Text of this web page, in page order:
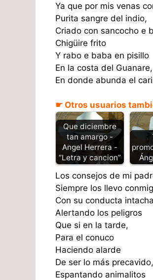
Ya que por mis venas
Purita sangre del indio,
Criado con sancocho e
Chigüire frito
Y rabo e baba en pisillo
En la costa del Guanare,
En donde abunda el
☛ Otros usuarios
Que diciembre
tan amargo -
Angel Herrera -
“Letra y cancion”
Los consejos de mi
Siempre los llevo
Con su conducta
Alertando los peligros
Que si en la tarde,
Para el conuco
Haciendo alarde
De ser lo más precavido,
Espantando animalitos